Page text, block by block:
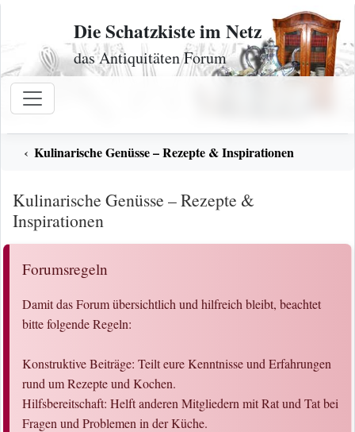
Zum Inhalt
Die Schatzkiste im Netz
das Antiquitäten Forum
Kulinarische Genüsse – Rezepte & Inspirationen
Kulinarische Genüsse – Rezepte &
Inspirationen
Forumsregeln
Damit das Forum übersichtlich und hilfreich bleibt, beachtet
bitte folgende Regeln:
Konstruktive Beiträge: Teilt eure Kenntnisse und Erfahrungen
rund um Rezepte und Kochen.
Hilfsbereitschaft: Helft anderen Mitgliedern mit Rat und Tat bei
Fragen und Problemen in der Küche.